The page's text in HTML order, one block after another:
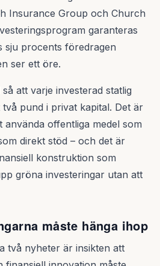
Insurance Group och Church
garanteras
sju procents föredragen
ser ett öre.
att varje investerad statlig
pund i privat kapital. Det är
använda offentliga medel som
direkt stöd – och det är
konstruktion som
gröna investeringar utan att
måste hänga ihop
två nyheter är insikten att